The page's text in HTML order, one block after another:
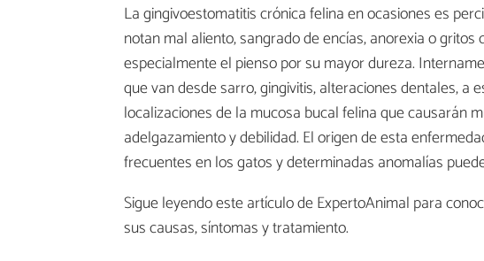
La gingivoestomatitis crónica felina en ocasiones es
notan mal aliento, sangrado de encías, anorexia o
especialmente el pienso por su mayor dureza.
que van desde sarro, gingivitis, alteraciones dentales, a
localizaciones de la mucosa bucal felina que causarán
adelgazamiento y debilidad. El origen de esta
frecuentes en los gatos y determinadas anomalías
Sigue leyendo este artículo de ExpertoAnimal para
sus causas, síntomas y tratamiento.